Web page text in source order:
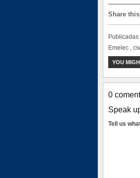
Share
Publicadas
Emelec ,
YOU
0
Speak
Tell us